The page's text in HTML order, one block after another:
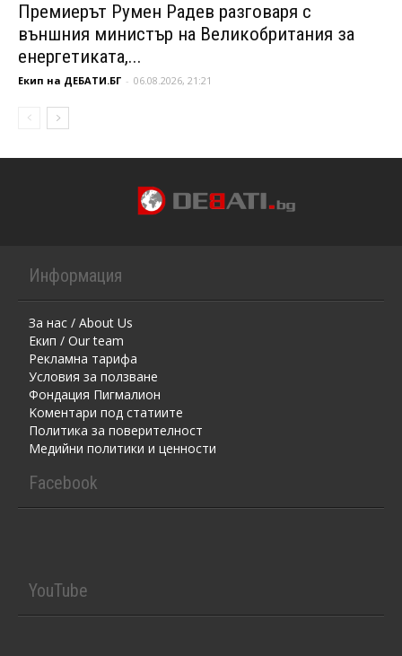
Премиерът Румен Радев разговаря с
външния министър на Великобритания за
енергетиката,...
Екип на ДЕБАТИ.БГ - 06.08.2026, 21:21
Информация
За нас / About Us
Екип / Our team
Рекламна тарифа
Условия за ползване
Фондация Пигмалион
Kоментaри под статиите
Политика за поверителност
Медийни политики и ценности
Facebook
YouTube